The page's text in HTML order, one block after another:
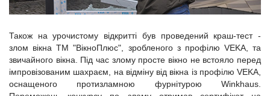
Також на урочистому відкритті був проведений краш-тест -
злом вікна ТМ "ВікноПлюс", зробленого з профілю VEKA, та
звичайного вікна. Під час злому просте вікно не встояло перед
імпровізованим шахраєм, на відміну від вікна із профілю VEKA,
оснащеного протизламною фурнітурою Winkhaus.